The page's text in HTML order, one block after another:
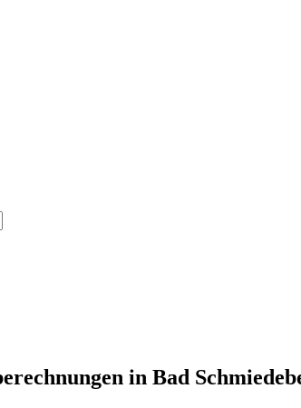
in Bad